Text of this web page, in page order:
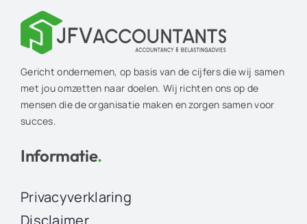
Gericht ondernemen, op basis van de cijfers die wij samen
met jou omzetten naar doelen. Wij richten ons op de
mensen die de organisatie maken en zorgen samen voor
succes.
Informatie.
Privacyverklaring
Disclaimer